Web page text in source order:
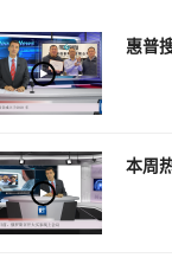
惠普
本周